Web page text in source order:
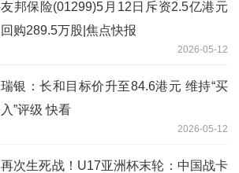
友邦保险(01299)5月12日斥资2.5亿港元
回购289.5万股|焦点快报
2026-05-12
瑞银：长和目标价升至84.6港元 维持“买
入”评级 快看
2026-05-12
再次生死战！U17亚洲杯末轮：中国战卡